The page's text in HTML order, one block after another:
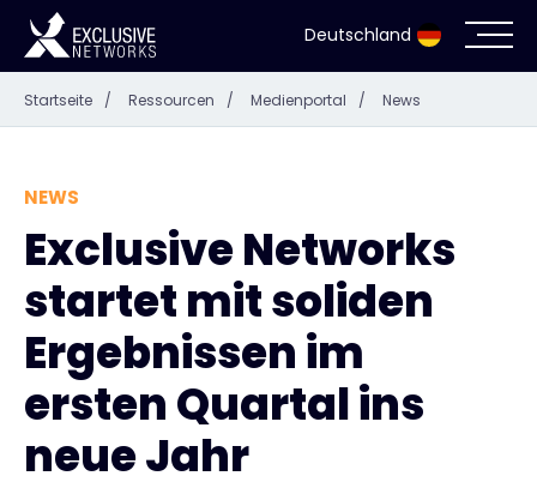
Deutschland
Cybersecurity
Ökosystem
Ressourcen
Unternehmen
Partnerportal
Startseite / Ressourcen / Medienportal / News
NEWS
Exclusive Networks
startet mit soliden
Ergebnissen im
ersten Quartal ins
neue Jahr